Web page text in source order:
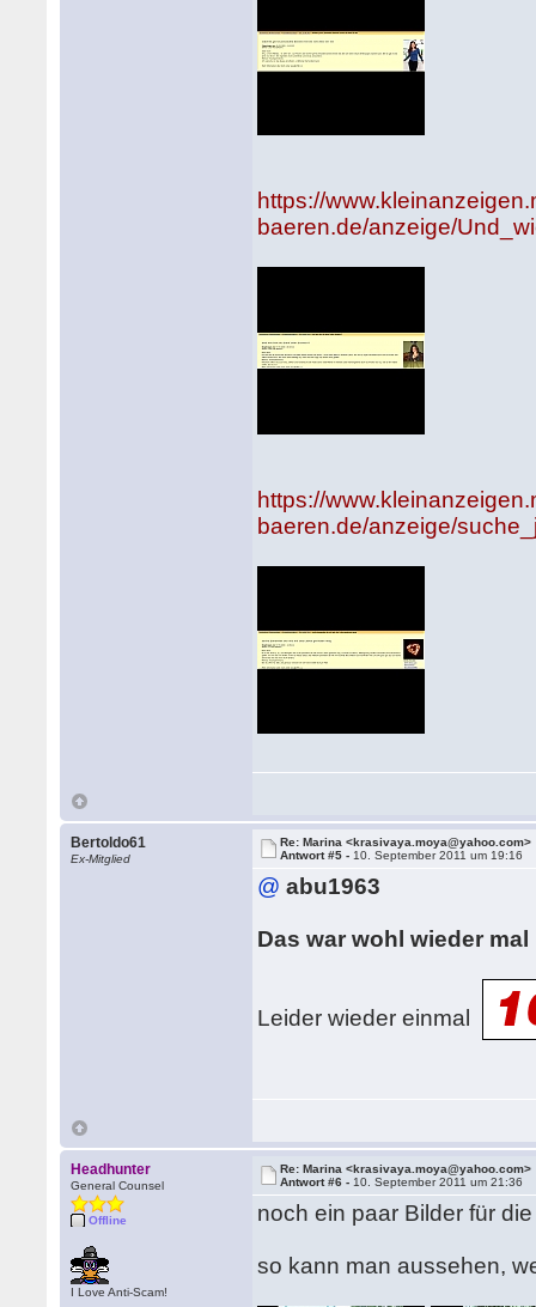
https://
baeren.de/anzeige/
https://
baeren.de/anzeige/
Bertoldo61
Ex-Mitglied
Re: Marina <krasivaya.moya@yahoo.com>
Antwort #5 - 10. September 2011 um 19:16
@ abu1963
Das war wohl wieder
Leider wieder einmal
Headhunter
General Counsel
Offline
I Love Anti-Scam!
Re: Marina <krasivaya.moya@yahoo.com>
Antwort #6 - 10. September 2011 um 21:36
noch ein paar Bilder für
so kann man aussehen,